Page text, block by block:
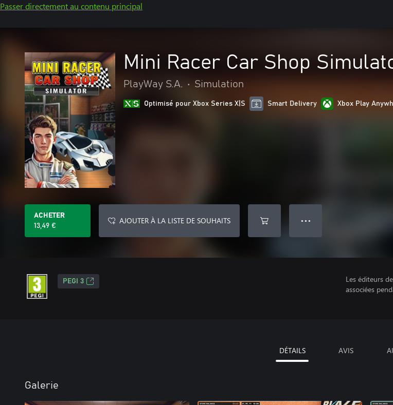
Passer directement au contenu principal
Mini Racer Car Shop
PlayWay S.A. • Simulation
Optimisé pour Xbox Series X|S Smart Delivery Xbox Play
ACHETER
13,49 €
AJOUTER À LA LISTE DE SOUHAITS ● ● ●
PEGI 3
Les éditeurs
associées
DÉTAILS AVIS
Galerie